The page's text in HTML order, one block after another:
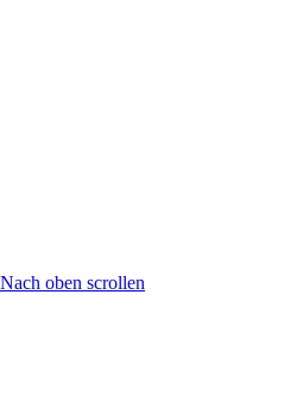
Nach oben scrollen